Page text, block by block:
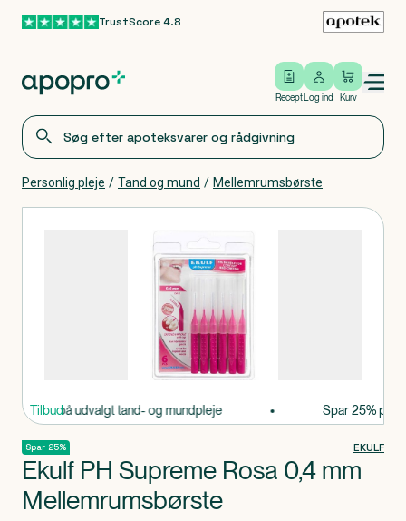
Gå til hovedindholdTrustScore 4.8
Recept
Log ind
Log ind Kurv
Open/close menu
Personlig pleje / Tand og mund / Mellemrumsbørste
Tilbud
25% på udvalgt tand- og mundpleje Spar 25% på
Spar 25% EKULF
Ekulf PH Supreme Rosa 0,4 mm
Mellemrumsbørste